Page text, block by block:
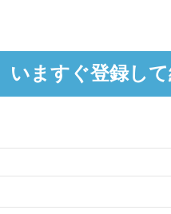
いますぐ登録し